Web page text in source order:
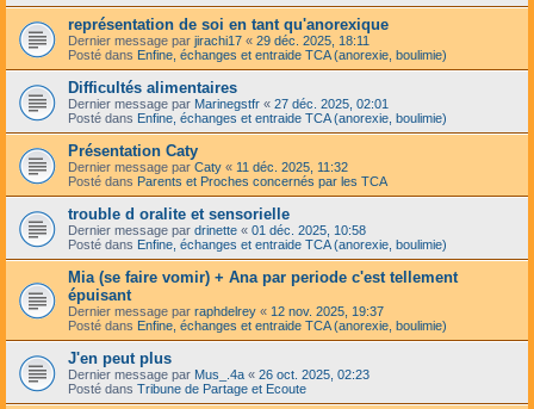
représentation de soi en tant qu'anorexique
Dernier message par jirachi17 « 29 déc. 2025, 18:11
Posté dans Enfine, échanges et entraide TCA (anorexie, boulimie)
Difficultés alimentaires
Dernier message par Marinegstfr « 27 déc. 2025, 02:01
Posté dans Enfine, échanges et entraide TCA (anorexie, boulimie)
Présentation Caty
Dernier message par Caty « 11 déc. 2025, 11:32
Posté dans Parents et Proches concernés par les TCA
trouble d oralite et sensorielle
Dernier message par drinette « 01 déc. 2025, 10:58
Posté dans Enfine, échanges et entraide TCA (anorexie, boulimie)
Mia (se faire vomir) + Ana par periode c'est tellement
épuisant
Dernier message par raphdelrey « 12 nov. 2025, 19:37
Posté dans Enfine, échanges et entraide TCA (anorexie, boulimie)
J'en peut plus
Dernier message par Mus_.4a « 26 oct. 2025, 02:23
Posté dans Tribune de Partage et Ecoute